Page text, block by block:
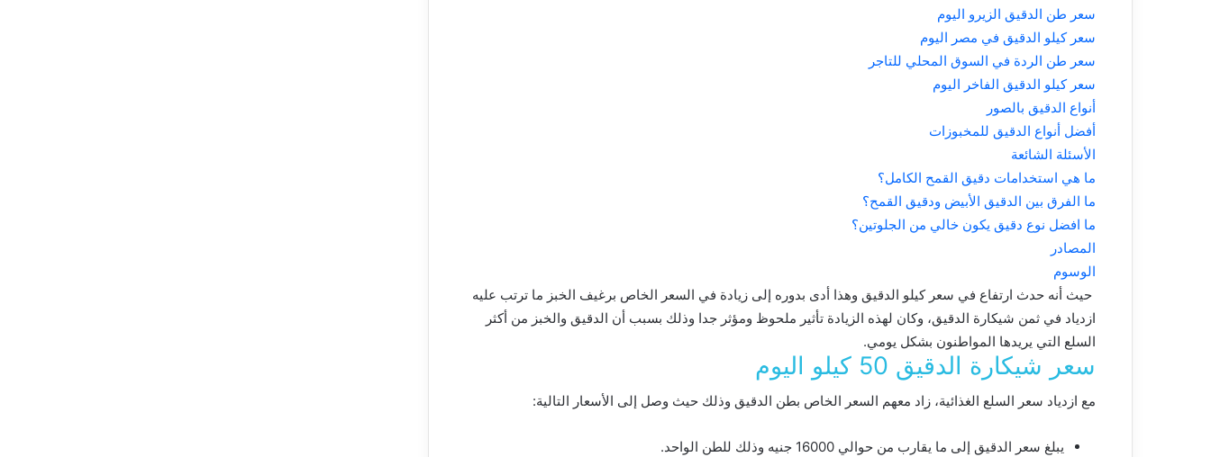
سعر طن الدقيق الزيرو اليوم
سعر كيلو الدقيق في مصر اليوم
سعر طن الردة في السوق المحلي للتاجر
سعر كيلو الدقيق الفاخر اليوم
أنواع الدقيق بالصور
أفضل أنواع الدقيق للمخبوزات
الأسئلة الشائعة
ما هي استخدامات دقيق القمح الكامل؟
ما الفرق بين الدقيق الأبيض ودقيق القمح؟
ما افضل نوع دقيق يكون خالي من الجلوتين؟
المصادر
الوسوم
حيث أنه حدث ارتفاع في سعر كيلو الدقيق وهذا أدى بدوره إلى زيادة في السعر الخاص برغيف الخبز ما ترتب عليه
ازدياد في ثمن شيكارة الدقيق، وكان لهذه الزيادة تأثير ملحوظ ومؤثر جدا وذلك بسبب أن الدقيق والخبز من أكثر
السلع التي يريدها المواطنون بشكل يومي.
سعر شيكارة الدقيق 50 كيلو اليوم
مع ازدياد سعر السلع الغذائية، زاد معهم السعر الخاص بطن الدقيق وذلك حيث وصل إلى الأسعار التالية:
يبلغ سعر الدقيق إلى ما يقارب من حوالي 16000 جنيه وذلك للطن الواحد.